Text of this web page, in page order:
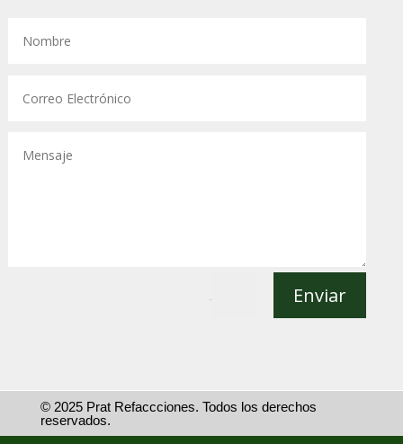
Enviar
© 2025 Prat Refaccciones. Todos los derechos
reservados.